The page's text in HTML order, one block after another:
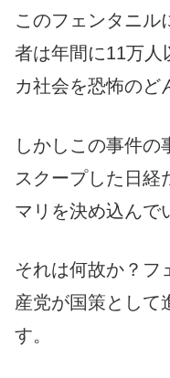
このフェンタニル
者は年間に11万人
カ社会を恐怖のど
しかしこの事件の
スクープした日経
マリを決め込んで
それは何故か？フ
産党が国策として
す。